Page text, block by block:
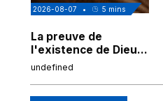
2026-08-07 • 5 mins
La preuve de
l'existence de Dieu
chez Ibn Sina
undefined